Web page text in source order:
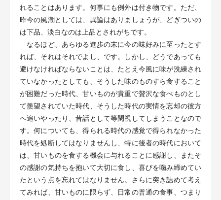
れることはあります。何事にも例外は付き物です。ただ、
昨今の風潮としては、異論はありましょうが、どぎついの
は下品、淡白なのは上品とされがちです。
なるほど、あらゆる進歩の末に今の味好みに至ったとす
れば、それはそれでよし、です。しかし、どうであっても
避けなければならないことは、たとえ今風に味が洗練され
ていなかったとしても、そうした味のものすら食すること
が困難だった時代、甘いものが貴重で贅沢な食べものとし
て羨望されていた時代、そうした時代の実情を忘却の彼方
へ追いやったり、昔話として等閑視してしまうことなので
す。何についても、得られる時代の感覚で得られなかった
時代を処断してはなりませんし、特に後者の時代において
は、甘いものを食する機会に与れることに感謝し、またそ
の感謝の気持ちを抱いて大切に食し、喜びを噛み締めてい
たという点を忘れてはなりません。さらに突き詰めて考え
てみれば、甘いものに限らず、日常の普通の食事、つまり